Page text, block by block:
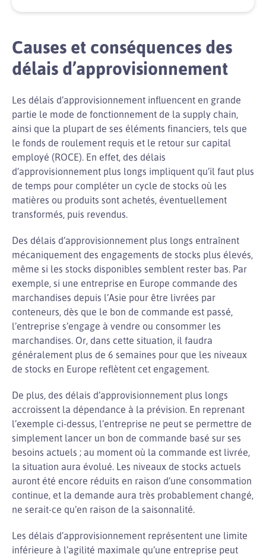
Causes et conséquences des
délais d’approvisionnement
Les délais d’approvisionnement influencent en grande
partie le mode de fonctionnement de la supply chain,
ainsi que la plupart de ses éléments financiers, tels que
le fonds de roulement requis et le retour sur capital
employé (ROCE). En effet, des délais
d’approvisionnement plus longs impliquent qu’il faut plus
de temps pour compléter un cycle de stocks où les
matières ou produits sont achetés, éventuellement
transformés, puis revendus.
Des délais d’approvisionnement plus longs entraînent
mécaniquement des engagements de stocks plus élevés,
même si les stocks disponibles semblent rester bas. Par
exemple, si une entreprise en Europe commande des
marchandises depuis l’Asie pour être livrées par
conteneurs, dès que le bon de commande est passé,
l’entreprise s’engage à vendre ou consommer les
marchandises. Or, dans cette situation, il faudra
généralement plus de 6 semaines pour que les niveaux
de stocks en Europe reflètent cet engagement.
De plus, des délais d’approvisionnement plus longs
accroissent la dépendance à la prévision. En reprenant
l’exemple ci-dessus, l’entreprise ne peut se permettre de
simplement lancer un bon de commande basé sur ses
besoins actuels ; au moment où la commande est livrée,
la situation aura évolué. Les niveaux de stocks actuels
auront été encore réduits en raison d’une consommation
continue, et la demande aura très probablement changé,
ne serait-ce qu’en raison de la saisonnalité.
Les délais d’approvisionnement représentent une limite
inférieure à l’agilité maximale qu’une entreprise peut